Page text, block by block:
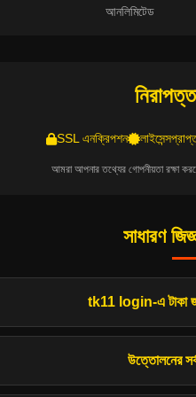
আনলিমিটেড
SSL এনক্রিপশন
আমরা আপনার তথ্যের গোপনীয়তা রক্ষা
সাধারণ
tk11 login-এ টাকা
উত্তোলনের